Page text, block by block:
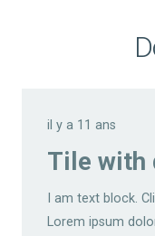
il y a 11 ans
Tile with
I am text block.
Lorem ipsum